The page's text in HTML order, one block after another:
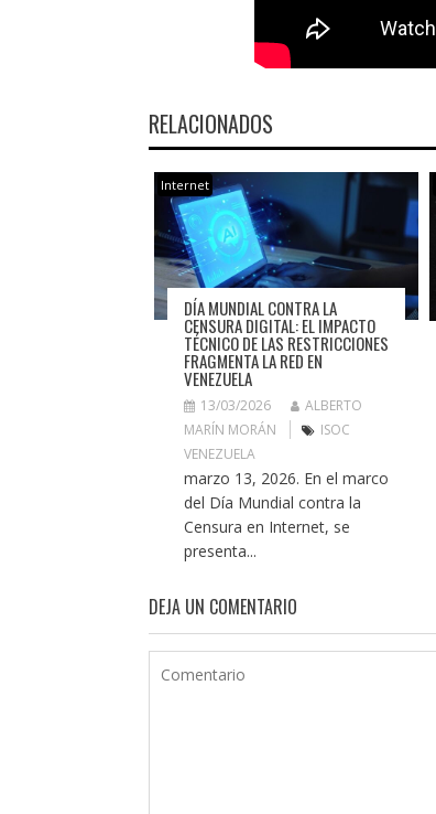
RELACIONADOS
Internet
DÍA MUNDIAL CONTRA LA
CENSURA DIGITAL: EL IMPACTO
TÉCNICO DE LAS RESTRICCIONES
FRAGMENTA LA RED EN
VENEZUELA
13/03/2026
ALBERTO
MARÍN MORÁN
ISOC
VENEZUELA
marzo 13, 2026. En el marco
del Día Mundial contra la
Censura en Internet, se
presenta...
DEJA UN COMENTARIO